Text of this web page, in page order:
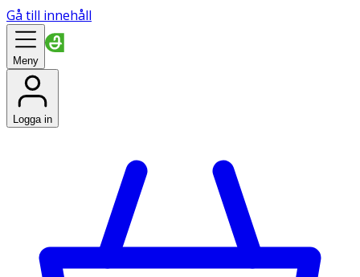
Gå till innehåll
Meny
Logga in